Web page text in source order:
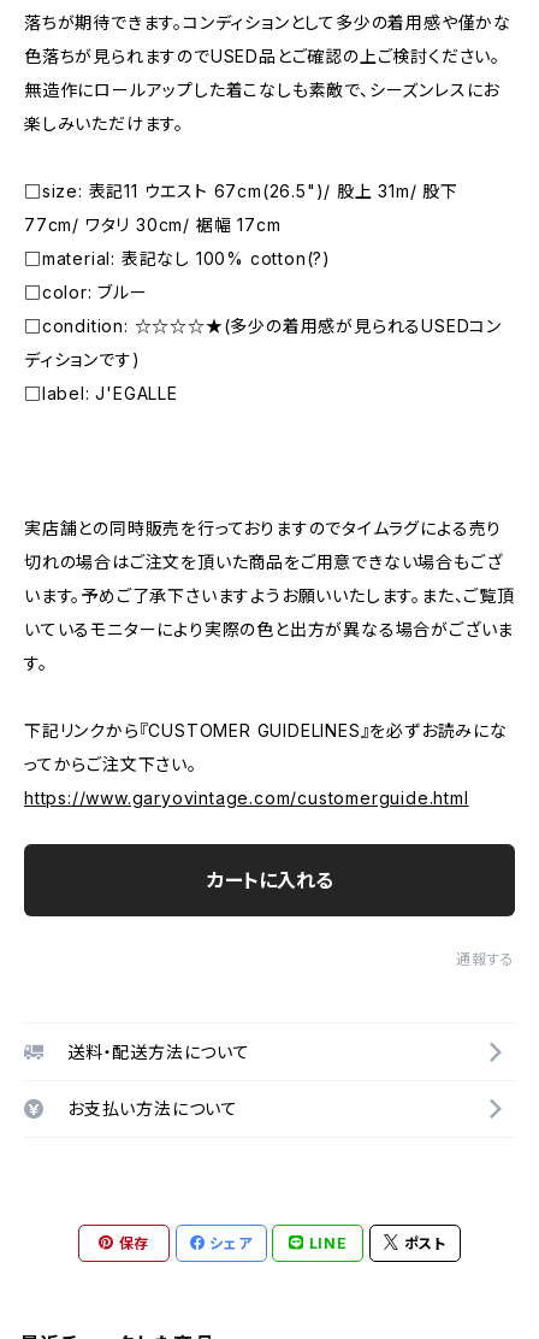
落ちが期待できます。コンディションとして多少の着用感や僅かな
色落ちが見られますのでUSED品とご確認の上ご検討ください。
無造作にロールアップした着こなしも素敵で、シーズンレスにお
楽しみいただけます。
□size: 表記11 ウエスト 67cm(26.5")/ 股上 31m/ 股下
77cm/ ワタリ 30cm/ 裾幅 17cm
□material: 表記なし 100% cotton(?)
□color: ブルー
□condition: ☆☆☆☆★(多少の着用感が見られるUSEDコン
ディションです)
□label: J'EGALLE
実店舗との同時販売を行っておりますのでタイムラグによる売り
切れの場合はご注文を頂いた商品をご用意できない場合もござ
います。予めご了承下さいますようお願いいたします。また、ご覧頂
いているモニターにより実際の色と出方が異なる場合がございま
す。
下記リンクから『CUSTOMER GUIDELINES』を必ずお読みにな
ってからご注文下さい。
https://www.garyovintage.com/customerguide.html
カートに入れる
通報する
送料・配送方法について
お支払い方法について
保存 シェア LINE ポスト